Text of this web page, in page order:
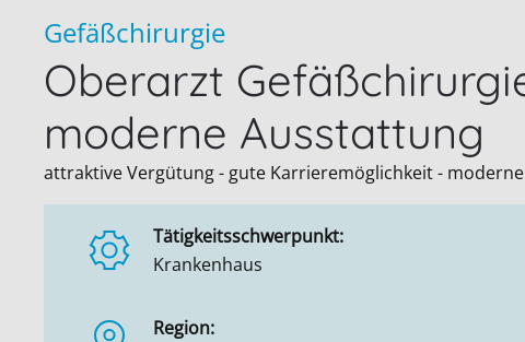
Gefäßchirurgie
Oberarzt
moderne Ausstattung
attraktive Vergütung - gute Karrieremöglichkeit -
Tätigkeitsschwerpunkt:
Krankenhaus
Region: